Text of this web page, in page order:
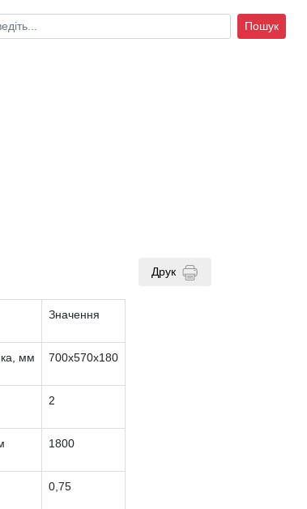
Пошук
Друк
Значення
мм 700х570х180
2
1800
0,75